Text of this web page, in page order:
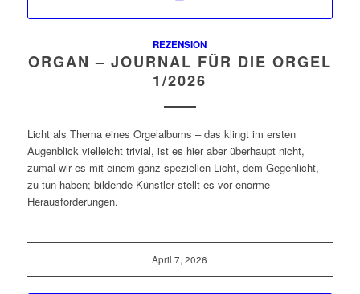
REZENSION
ORGAN – JOURNAL FÜR DIE ORGEL
1/2026
Licht als Thema eines Orgelalbums – das klingt im ersten
Augenblick vielleicht trivial, ist es hier aber überhaupt nicht,
zumal wir es mit einem ganz speziellen Licht, dem Gegenlicht,
zu tun haben; bildende Künstler stellt es vor enorme
Herausforderungen.
April 7, 2026